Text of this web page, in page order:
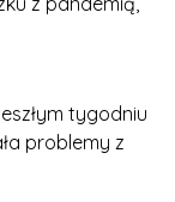
tygodniu
problemy z